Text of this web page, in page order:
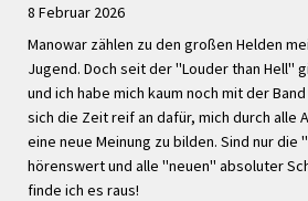
8 Februar 2026
Manowar zählen zu den großen Helden
Jugend. Doch seit der "Louder than Hell"
und ich habe mich kaum noch mit der
sich die Zeit reif an dafür, mich durch alle
eine neue Meinung zu bilden. Sind nur die
hörenswert und alle "neuen" absoluter
finde ich es raus!